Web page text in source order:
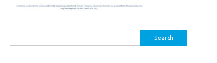
for: